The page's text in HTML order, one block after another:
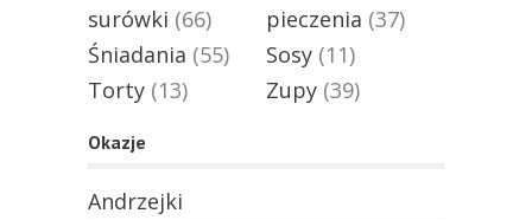
surówki (66) pieczenia (37)
Śniadania (55) Sosy (11)
Torty (13) Zupy (39)
Okazje
Andrzejki